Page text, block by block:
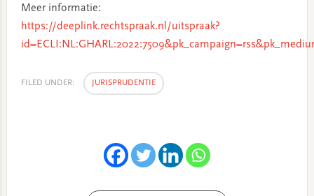
Meer informatie:
https://deeplink.rechtspraak.nl/uitspraak?
FILED UNDER: JURISPRUDENTIE